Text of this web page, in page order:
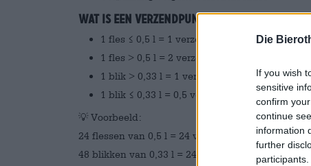
Die
If you wish
sensitive
confirm
continue
information
further
Wat is een verzendpunt?
1 fles ≤ 0,5 l = 1 verzendplaats
1 fles > 0,5 l = 2 verzendplaatsen
1 blik > 0,33 l = 1 verzendplaats
1 blik ≤ 0,33 l = 0,5 verzendplaatsen
💡 Voorbeeld:
24 flessen van 0,5 l = 24 verzendplaatsen →
48 blikken van 0,33 l = 24 verzendplekken →